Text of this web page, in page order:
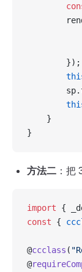
        });
    }
}
方法二 ：把
import {
const {
@ccclass (
@